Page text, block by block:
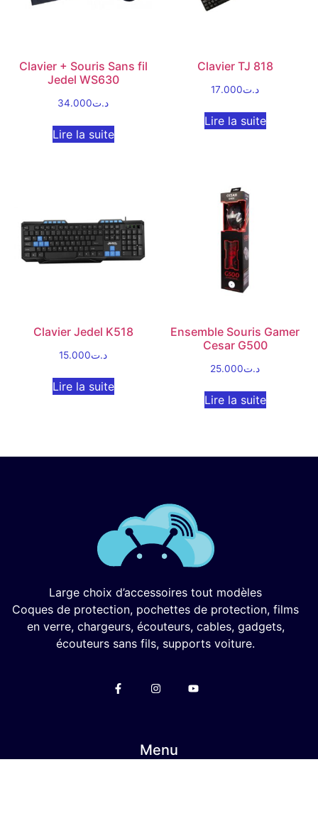
Clavier + Souris Sans fil
Jedel WS630
د.ت34.000
Lire la suite
Clavier TJ 818
د.ت17.000
Lire la suite
Clavier Jedel K518
د.ت15.000
Lire la suite
Ensemble Souris Gamer
Cesar G500
د.ت25.000
Lire la suite
Large choix d’accessoires tout modèles
Coques de protection, pochettes de protection, films
en verre, chargeurs, écouteurs, cables, gadgets,
écouteurs sans fils, supports voiture.
Menu